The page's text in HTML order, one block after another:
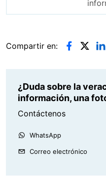
Compartir en:
¿Duda sobre la
información, una
Contáctenos
WhatsApp
Correo electrónico